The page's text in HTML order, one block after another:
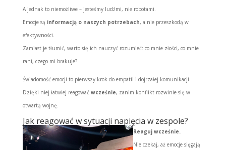
A jednak to niemożliwe – jesteśmy ludźmi, nie robotami.
Emocje są informacją o naszych potrzebach, a nie przeszkodą w
efektywności.
Zamiast je tłumić, warto się ich nauczyć rozumieć: co mnie złości, co mnie
rani, czego mi brakuje?
Świadomość emocji to pierwszy krok do empatii i dojrzałej komunikacji.
Dzięki niej łatwiej reagować wcześnie, zanim konflikt rozwinie się w
otwartą wojnę.
Jak reagować w sytuacji napięcia w zespole?
Reaguj wcześnie.
Nie czekaj, aż emocje sięgają